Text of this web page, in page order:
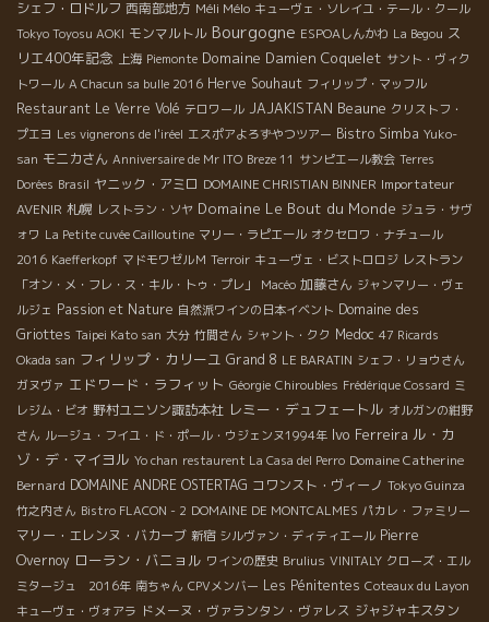
シェフ・ロドルフ 西南部地方 Méli Mélo キューヴェ・ソレイユ・テール・クール
Tokyo Toyosu AOKI モンマルトル Bourgogne ESPOAしんかわ La Begou ス
リエ400年記念
上海 Piemonte Domaine Damien Coquelet サント・ヴィク
トワール A Chacun sa bulle 2016 Herve Souhaut フィリップ・マッフル
Restaurant Le Verre Volé テロワール JAJAKISTAN Beaune クリストフ・
プエヨ Les vignerons de l'iréel エスポアよろずやつツアー Bistro Simba Yuko-
san モニカさん Anniversaire de Mr ITO Breze 11 サンピエール教会 Terres
Dorées Brasil ヤニック・アミロ DOMAINE CHRISTIAN BINNER Importateur
AVENIR 札幌 レストラン・ソヤ Domaine Le Bout du Monde ジュラ・サヴ
ォワ La Petite cuvée Cailloutine マリー・ラピエール オクセロワ・ナチュール
2016 Kaefferkopf マドモワゼルＭ Terroir キューヴェ・ビストロロジ レストラン
「オン・メ・フレ・ス・キル・トゥ・プレ」
Macéo 加藤さん ジャンマリー・ヴェ
ルジェ Passion et Nature 自然派ワインの日本イベント Domaine des
Griottes Taipei Kato san 大分 竹間さん シャント・クク Medoc 47 Ricards
Okada san フィリップ・カリーユ Grand 8 LE BARATIN シェフ・リョウさん
ガヌヴァ エドワード・ラフィット Géorgie Chiroubles Frédérique Cossard ミ
レジム・ビオ 野村ユニソン諏訪本社 レミー・デュフェートル オルガンの紺野
さん ルージュ・フイユ・ド・ポール・ウジェンヌ1994年 Ivo Ferreira ル・カ
ゾ・デ・マイヨル Yo chan restaurent La Casa del Perro Domaine Catherine
Bernard DOMAINE ANDRE OSTERTAG コワンスト・ヴィーノ Tokyo Guinza
竹之内さん Bistro FLACON - 2 DOMAINE DE MONTCALMES パカレ・ファミリー
マリー・エレンヌ・バカーブ 新宿 シルヴァン・ディティエール Pierre
Overnoy ローラン・バニョル ワインの歴史 Brulius VINITALY クローズ・エル
ミタージュ 2016年 南ちゃん CPVメンバー Les Pénitentes Coteaux du Layon
キューヴェ・ヴォアラ ドメーヌ・ヴァランタン・ヴァレス ジャジャキスタン